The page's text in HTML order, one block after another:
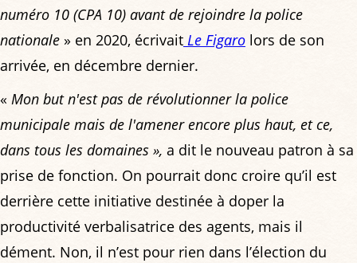
numéro 10 (CPA 10) avant de rejoindre la police
nationale » en 2020, écrivait Le Figaro lors de son
arrivée, en décembre dernier.
« Mon but n'est pas de révolutionner la police
municipale mais de l'amener encore plus haut, et ce,
dans tous les domaines », a dit le nouveau patron à sa
prise de fonction. On pourrait donc croire qu’il est
derrière cette initiative destinée à doper la
productivité verbalisatrice des agents, mais il
dément. Non, il n’est pour rien dans l’élection du